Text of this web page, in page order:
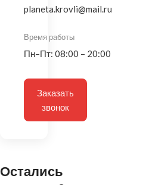
planeta.krovli@mail.ru
Время работы
Пн–Пт: 08:00 – 20:00
Заказать
звонок
Остались